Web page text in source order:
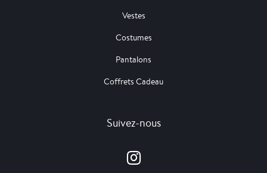
Vestes
Costumes
Pantalons
Coffrets Cadeau
Suivez-nous